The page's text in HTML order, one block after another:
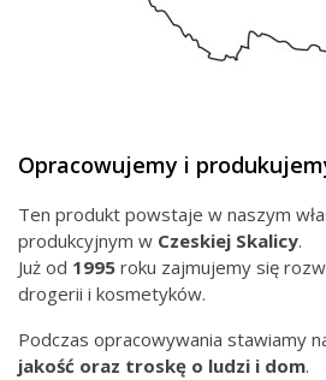
Opracowujemy i
Ten produkt powstaje w naszym
produkcyjnym w Czeskiej Skalicy.
Już od 1995 roku zajmujemy się
drogerii i kosmetyków.
Podczas opracowywania stawiamy
jakość oraz troskę o ludzi i dom.